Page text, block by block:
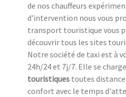
de nos chauffeurs
d’intervention nous vous
transport touristique vous
découvrir tous les sites
Notre société de taxi est à
24h/24 et 7j/7. Elle se
touristiques toutes
confort avec le temps